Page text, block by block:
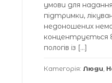
умови для
підтримки,
недоношених
концентрується
пологів із […]
Категорія: Люди,